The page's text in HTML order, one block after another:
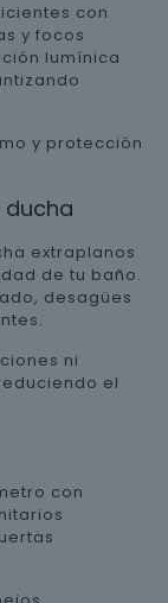
con
y focos
lumínica
y protección
extraplanos
de tu baño.
desagües
ni
el
con